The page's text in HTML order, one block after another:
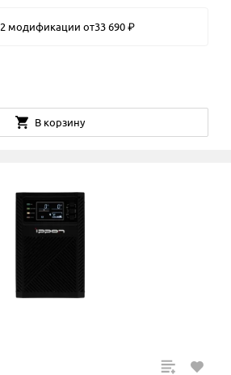
2 модификации от33 690 ₽
В корзину